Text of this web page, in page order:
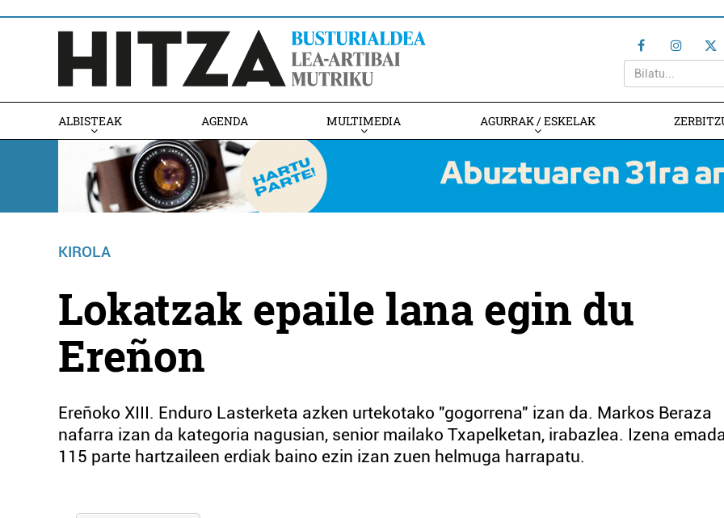
ALBISTEAK AGENDA MULTIMEDIA AGURRAK / ESKELAK
KIROLA
Lokatzak epaile lana egin du
Ereñon
Ereñoko XIII. Enduro Lasterketa azken urtekotako "gogorrena" izan da. Markos Beraza
nafarra izan da kategoria nagusian, senior mailako Txapelketan, irabazlea. Izena
115 parte hartzaileen erdiak baino ezin izan zuen helmuga harrapatu.